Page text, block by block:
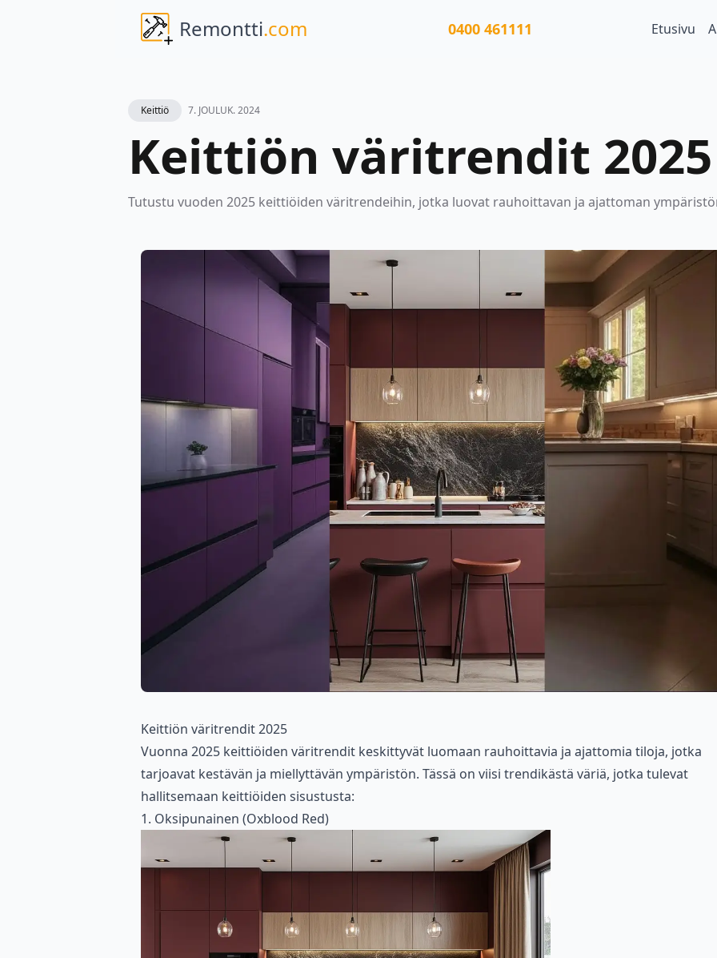
Remontti.com 0400 461111 Etusivu
Keittiö 7. JOULUK. 2024
Keittiön väritrendit 2025
Tutustu vuoden 2025 keittiöiden väritrendeihin, jotka luovat rauhoittavan ja ajattoman
Keittiön väritrendit 2025
Vuonna 2025 keittiöiden väritrendit keskittyvät luomaan rauhoittavia ja ajattomia tiloja, jotka
tarjoavat kestävän ja miellyttävän ympäristön. Tässä on viisi trendikästä väriä, jotka tulevat
hallitsemaan keittiöiden sisustusta:
1. Oksipunainen (Oxblood Red)